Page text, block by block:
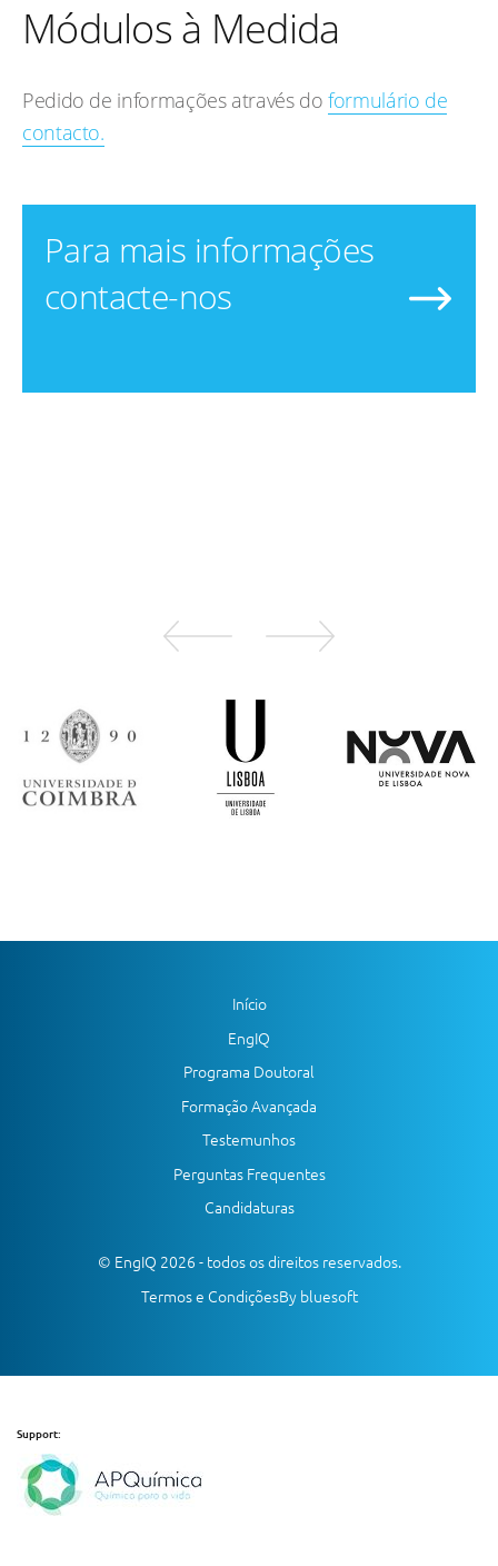
Módulos à Medida
Pedido de informações através doformulário de
contacto.
Para mais informações
contacte-nos
Início
EngIQ
Programa Doutoral
Formação Avançada
Testemunhos
Perguntas Frequentes
Candidaturas
© EngIQ 2026 - todos os direitos reservados.
Termos e CondiçõesBy bluesoft
Support: